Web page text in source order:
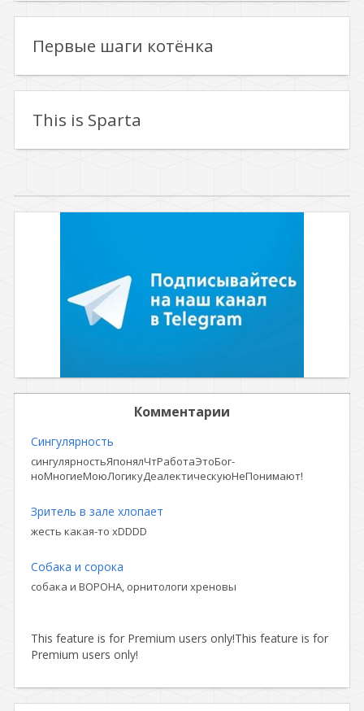
Первые шаги котёнка
This is Sparta
Комментарии
Сингулярность
сингулярностьЯпонялЧтРаботаЭтоБог-
ноМногиеМоюЛогикуДеалектическуюНеПонимают!
Зритель в зале хлопает
жесть какая-то xDDDD
Собака и сорока
собака и ВОРОНА, орнитологи хреновы
This feature is for Premium users only!This feature is for
Premium users only!